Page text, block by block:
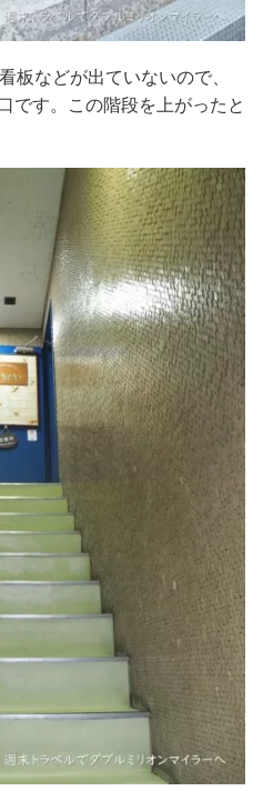
板などが出ていないので、
です。この階段を上がったと